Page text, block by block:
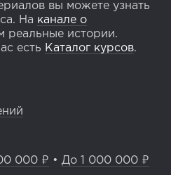
вы можете узнать
На канале о
реальные истории.
есть Каталог курсов.
000 ₽ • До 1 000 000 ₽